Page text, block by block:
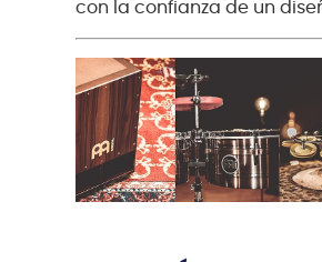
con la confianza de un